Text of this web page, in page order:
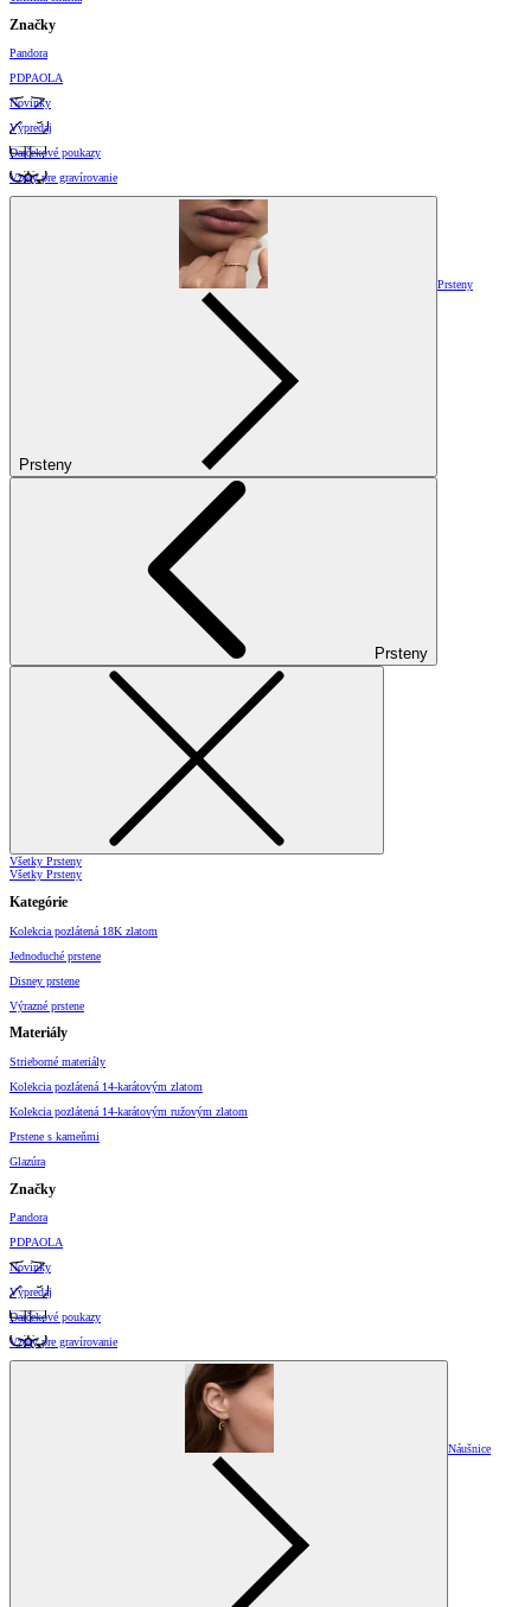
Značky
Pandora
PDPAOLA
Novinky
Výpredaj
Darčekové poukazy
Vzory pre gravírovanie
Prsteny
Prsteny
Prsteny
Všetky Prsteny
Všetky Prsteny
Kategórie
Kolekcia pozlátená 18K zlatom
Jednoduché prstene
Disney prstene
Výrazné prstene
Materiály
Strieborné materiály
Kolekcia pozlátená 14-karátovým zlatom
Kolekcia pozlátená 14-karátovým ružovým zlatom
Prstene s kameňmi
Glazúra
Značky
Pandora
PDPAOLA
Novinky
Výpredaj
Darčekové poukazy
Vzory pre gravírovanie
Náušnice